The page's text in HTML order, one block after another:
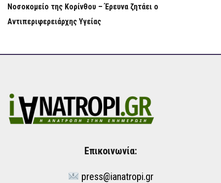
Νοσοκομείο της Κορίνθου – Έρευνα ζητάει ο
Αντιπεριφερειάρχης Υγείας
Επικοινωνία:
press@ianatropi.gr